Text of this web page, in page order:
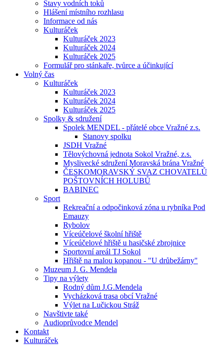
Stavy vodních toků
Hlášení místního rozhlasu
Informace od nás
Kulturáček
Kulturáček 2023
Kulturáček 2024
Kulturáček 2025
Formulář pro stánkaře, tvůrce a účinkující
Volný čas
Kulturáček
Kulturáček 2023
Kulturáček 2024
Kulturáček 2025
Spolky & sdružení
Spolek MENDEL - přátelé obce Vražné z.s.
Stanovy spolku
JSDH Vražné
Tělovýchovná jednota Sokol Vražné, z.s.
Myslivecké sdružení Moravská brána Vražné
ČESKOMORAVSKÝ SVAZ CHOVATELŮ
POŠTOVNÍCH HOLUBŮ
BABINEC
Sport
Rekreační a odpočinková zóna u rybníka Pod
Emauzy
Rybolov
Víceúčelové školní hřiště
Víceúčelové hřiště u hasičské zbrojnice
Sportovní areál TJ Sokol
Hřiště na malou kopanou - "U drůbežárny"
Muzeum J. G. Mendela
Tipy na výlety
Rodný dům J.G.Mendela
Vycházková trasa obcí Vražné
Výlet na Lučickou Stráž
Navštivte také
Audioprůvodce Mendel
Kontakt
Kulturáček